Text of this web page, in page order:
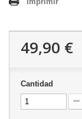
49,90 €
Cantidad